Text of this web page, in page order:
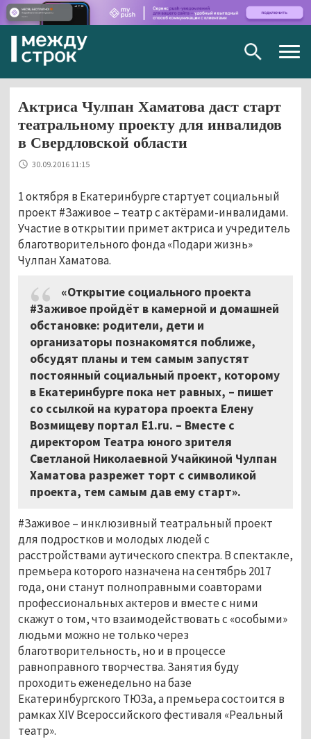
Актриса Чулпан Хаматова даст старт
театральному проекту для инвалидов
в Свердловской области
30.09.2016 11:15
1 октября в Екатеринбурге стартует социальный
проект #Заживое – театр с актёрами-инвалидами.
Участие в открытии примет актриса и учредитель
благотворительного фонда «Подари жизнь»
Чулпан Хаматова.
«Открытие социального проекта
#Заживое пройдёт в камерной и домашней
обстановке: родители, дети и
организаторы познакомятся поближе,
обсудят планы и тем самым запустят
постоянный социальный проект, которому
в Екатеринбурге пока нет равных, – пишет
со ссылкой на куратора проекта Елену
Возмищеву портал E1.ru. – Вместе с
директором Театра юного зрителя
Светланой Николаевной Учайкиной Чулпан
Хаматова разрежет торт с символикой
проекта, тем самым дав ему старт».
#Заживое – инклюзивный театральный проект
для подростков и молодых людей с
расстройствами аутического спектра. В спектакле,
премьера которого назначена на сентябрь 2017
года, они станут полноправными соавторами
профессиональных актеров и вместе с ними
скажут о том, что взаимодействовать с «особыми»
людьми можно не только через
благотворительность, но и в процессе
равноправного творчества. Занятия буду
проходить еженедельно на базе
Екатеринбургского ТЮЗа, а премьера состоится в
рамках XIV Всероссийского фестиваля «Реальный
театр».